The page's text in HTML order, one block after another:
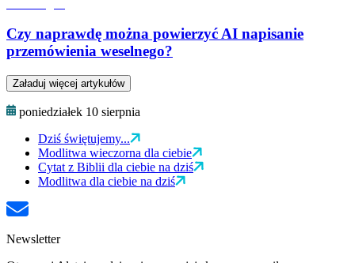
Czy naprawdę można powierzyć AI napisanie
przemówienia weselnego?
Załaduj więcej artykułów
poniedziałek 10 sierpnia
Dziś świętujemy...
Modlitwa wieczorna dla ciebie
Cytat z Biblii dla ciebie na dziś
Modlitwa dla ciebie na dziś
Newsletter